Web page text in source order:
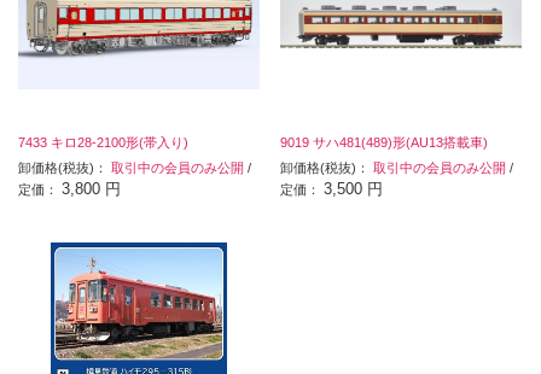
7433 キロ28-2100形(帯入り)
卸価格(税抜)： 取引中の会員のみ公開 /
定価： 3,800 円
9019 サハ481(489)形(AU13搭載車)
卸価格(税抜)：取引中の会員のみ公開 /
定価：3,500 円